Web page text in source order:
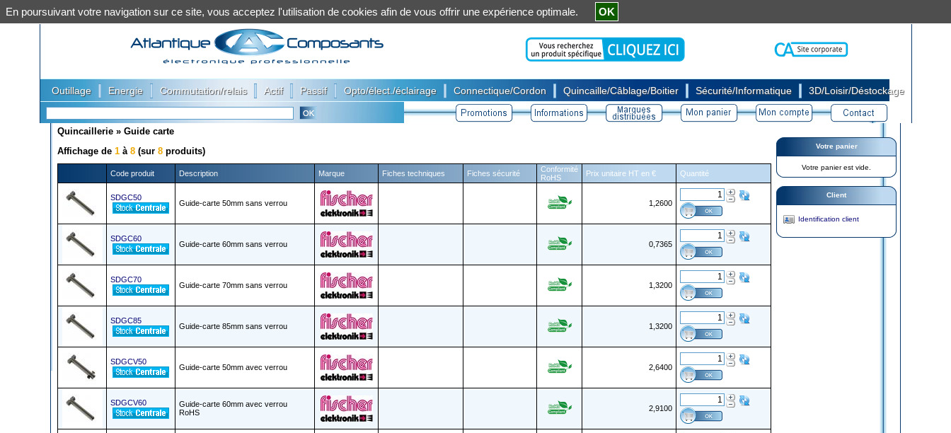
Outillage Energie Commutation/relais Actif Passif Opto/élect./éclairage Connectique/Cordon Quincaille/Câblage/Boitier Sécurité/Informatique 3D/Loisir/Déstockage
Quincaillerie » Guide carte
Affichage de 1 à 8 (sur 8 produits)
Code produit Description Marque Fiches techniques Fiches sécurité
Conformité
RoHS
Prix unitaire HT en € Quantité
SDGC50
Guide-carte 50mm sans verrou 1,2600
SDGC60
Guide-carte 60mm sans verrou 0,7365
SDGC70
Guide-carte 70mm sans verrou 1,3200
SDGC85
Guide-carte 85mm sans verrou 1,3200
SDGCV50
Guide-carte 50mm avec verrou 2,6400
SDGCV60
Guide-carte 60mm avec verrou
RoHS
2,9100
Votre panier
Votre panier est vide.
Client
Identification client
En poursuivant votre navigation sur ce site, vous acceptez l'utilisation de cookies afin de vous offrir une expérience optimale. OK